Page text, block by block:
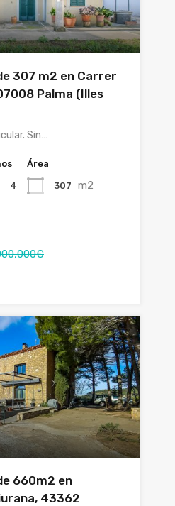
307 m2 en Carrer
Palma (Illes
Sin…
4
Área
307 m2
660m2 en
43362